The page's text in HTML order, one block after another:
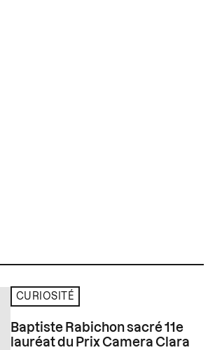
CURIOSITÉ
Baptiste Rabichon sacré 11e
lauréat du Prix Camera Clara